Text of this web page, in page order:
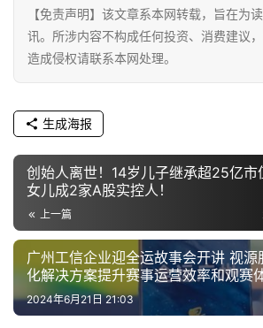
【免责声明】该文章系本网转载，旨在为
讯。所涉内容不构成任何投资、消费建议
造成侵权请联系本网处理。
生成海报
创始人离世！14岁儿子继承超25亿市
女儿成2家A股实控人！
上一篇
广州工信企业迎全运故事会开讲 视源
化解决方案提升赛事运营效率和观赛
2024年6月21日 21:03